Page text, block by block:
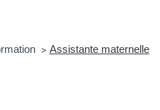
> Assistante maternelle